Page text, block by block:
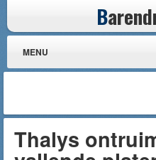
B
MENU
Thalys